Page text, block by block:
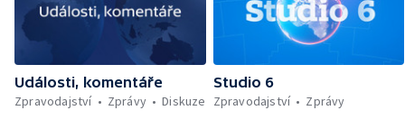
Události, komentáře
Zpravodajství
Zprávy Diskuze
Studio 6
Zpravodajství
Zprávy